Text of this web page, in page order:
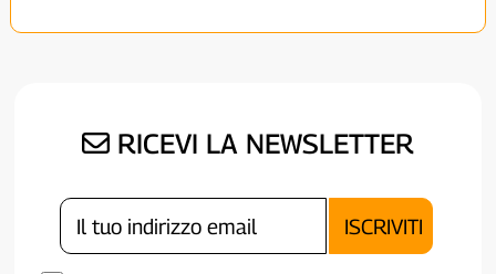
RICEVI LA NEWSLETTER